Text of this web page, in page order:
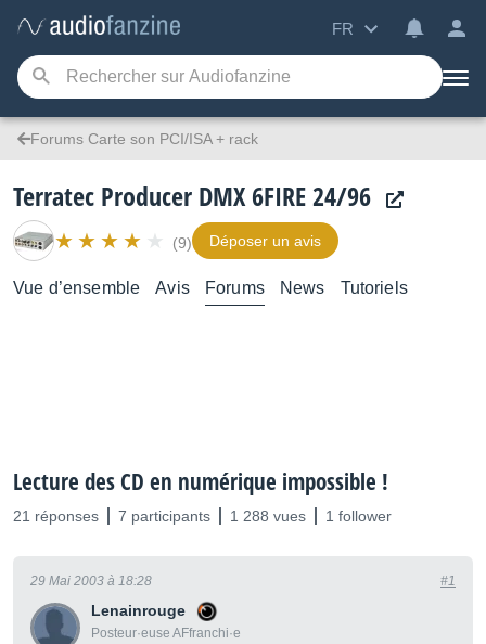
FR
Forums Carte son PCI/ISA + rack
Terratec Producer DMX 6FIRE 24/96
(9) Déposer un avis
Vue d’ensemble Avis Forums News Tutoriels
Lecture des CD en numérique impossible !
21 réponses 7 participants 1 288 vues 1 follower
Lenainrouge
Posteur·euse AFfranchi·e
29 Mai 2003 à 18:28 #1